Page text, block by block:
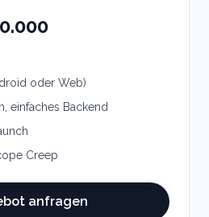
oder Web)
einfaches Backend
Creep
anfragen